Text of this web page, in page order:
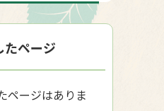
たページ
ページはありま